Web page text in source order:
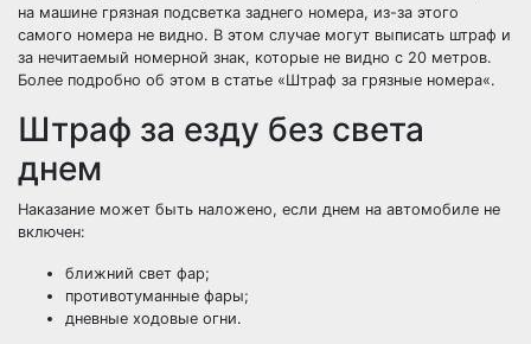
на машине грязная подсветка заднего номера, из-за этого
самого номера не видно. В этом случае могут выписать штраф и
за нечитаемый номерной знак, которые не видно с 20 метров.
Более подробно об этом в статье «Штраф за грязные номера«.
Штраф за езду без света
днем
Наказание может быть наложено, если днем на автомобиле не
включен:
ближний свет фар;
противотуманные фары;
дневные ходовые огни.